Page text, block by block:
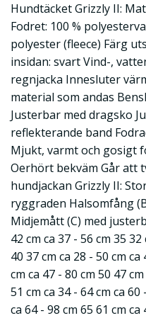
Hundtäcket Grizzly II:
Fodret: 100 %
polyester (fleece) Färg
insidan: svart Vind-,
regnjacka Innesluter
material som andas
Justerbar med dragsko
reflekterande band
Mjukt, varmt och gosigt
Oerhört bekväm Går att
hundjackan Grizzly II:
ryggraden Halsomfång
Midjemått (C) med
42 cm ca 37 - 56 cm 35
40 37 cm ca 28 - 50 cm
cm ca 47 - 80 cm 50 47
51 cm ca 34 - 64 cm ca
ca 64 - 98 cm 65 61 cm